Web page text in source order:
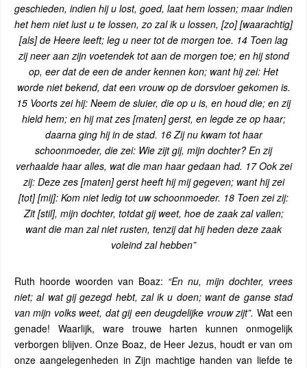
geschieden, indien hij u lost, goed, laat hem lossen; maar indien
het hem niet lust u te lossen, zo zal ik u lossen, [zo] [waarachtig]
[als] de Heere leeft; leg u neer tot de morgen toe. 14 Toen lag
zij neer aan zijn voetendek tot aan de morgen toe; en hij stond
op, eer dat de een de ander kennen kon; want hij zei: Het
worde niet bekend, dat een vrouw op de dorsvloer gekomen is.
15 Voorts zei hij: Neem de sluier, die op u is, en houd die; en zij
hield hem; en hij mat zes [maten] gerst, en legde ze op haar;
daarna ging hij in de stad. 16 Zij nu kwam tot haar
schoonmoeder, die zei: Wie zijt gij, mijn dochter? En zij
verhaalde haar alles, wat die man haar gedaan had. 17 Ook zei
zij: Deze zes [maten] gerst heeft hij mij gegeven; want hij zei
[tot] [mij]: Kom niet ledig tot uw schoonmoeder. 18 Toen zei zij:
Zit [stil], mijn dochter, totdat gij weet, hoe de zaak zal vallen;
want die man zal niet rusten, tenzij dat hij heden deze zaak
voleind zal hebben”
Ruth hoorde woorden van Boaz: “En nu, mijn dochter, vrees
niet; al wat gij gezegd hebt, zal ik u doen; want de ganse stad
van mijn volks weet, dat gij een deugdelijke vrouw zijt”. Wat een
genade! Waarlijk, ware trouwe harten kunnen onmogelijk
verborgen blijven. Onze Boaz, de Heer Jezus, houdt er van om
onze aangelegenheden in Zijn machtige handen van liefde te